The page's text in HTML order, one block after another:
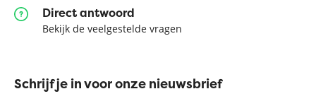
Direct antwoord
Bekijk de veelgestelde vragen
Schrijf je in voor onze nieuwsbrief